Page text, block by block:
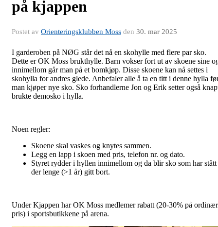
på kjappen
Postet av Orienteringsklubben Moss den 30. mar 2025
I garderoben på NØG står det nå en skohylle med flere par sko.
Dette er OK Moss brukthylle. Barn vokser fort ut av skoene sine
innimellom går man på et bomkjøp. Disse skoene kan nå settes i
skohylla for andres glede. Anbefaler alle å ta en titt i denne hylla
man kjøper nye sko. Sko forhandlerne Jon og Erik setter også
brukte demosko i hylla.
Noen regler:
Skoene skal vaskes og knytes sammen.
Legg en lapp i skoen med pris, telefon nr. og dato.
Styret rydder i hyllen innimellom og da blir sko som har stått
der lenge (>1 år) gitt bort.
Under Kjappen har OK Moss medlemer rabatt (20-30% på ordinær
pris) i sportsbutikkene på arena.